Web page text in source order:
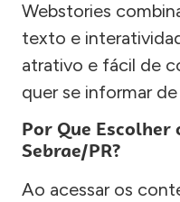
Webstories
texto e
atrativo e fácil de
quer se informar
Por Que Escolher
Sebrae/PR?
Ao acessar os